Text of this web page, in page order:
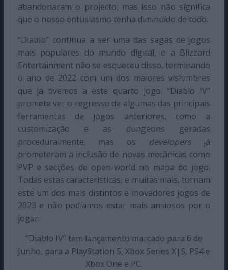
abandonaram o projecto, mas isso não significa
que o nosso entusiasmo tenha diminuído de todo.
“Diablo” continua a ser uma das sagas de jogos
mais populares do mundo digital, e a Blizzard
Entertainment não se esqueceu disso, terminando
o ano de 2022 com um dos maiores vislumbres
que já tivemos a este quarto jogo. “Diablo IV”
promete ver o regresso de algumas das principais
ferramentas de jogos anteriores, como a
customização e as dungeons geradas
proceduralmente, mas os
developersjá
prometeram a inclusão de novas mecânicas como
PVP e secções de open-world no mapa do jogo.
Todas estas características, e muitas mais, tornam
este um dos mais distintos e inovadores jogos de
2023 e não podíamos estar mais ansiosos por o
jogar.
“Diablo IV” tem lançamento marcado para 6 de
Junho, para a PlayStation 5, Xbox Series X|S, PS4 e
Xbox One e PC.